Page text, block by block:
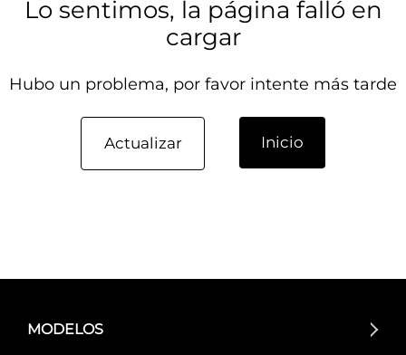
Lo sentimos, la página falló en
cargar
Hubo un problema, por favor intente más tarde
Actualizar Inicio
MODELOS